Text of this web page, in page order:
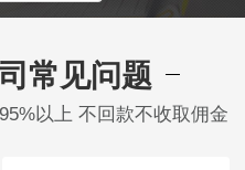
常见问题
以上 不回款不收取佣金